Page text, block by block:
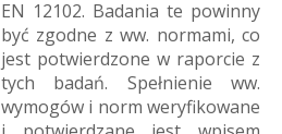
EN 12102. Badania te powinny
być zgodne z ww. normami, co
jest potwierdzone w raporcie z
tych badań. Spełnienie ww.
wymogów i norm weryfikowane